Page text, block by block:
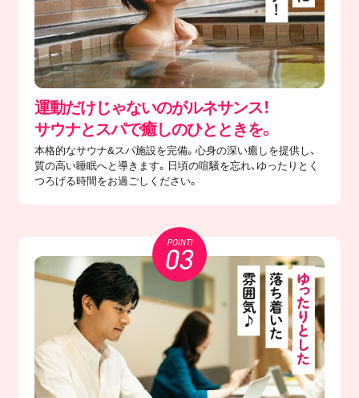
運動だけじゃないのがルネサンス！
サウナとスパで癒しのひとときを。
本格的なサウナ&スパ施設を完備。心身の深い癒しを提供し、
質の高い睡眠へと導きます。日頃の喧騒を忘れ、ゆったりとく
つろげる時間をお過ごしください。